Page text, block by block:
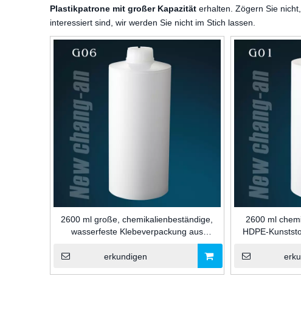
Plastikpatrone mit großer Kapazität erhalten. Zögern Sie
interessiert sind, wir werden Sie nicht im Stich lassen.
2600 ml große, chemikalienbeständige,
wasserfeste Klebeverpackung aus
Kunststoffkartusche für industrielle
Silikon-/MS-/PU-Dichtstoffe
erkundigen
2600 ml
HDPE-